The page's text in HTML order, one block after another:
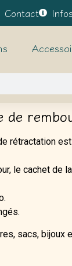
Contact
de
rétractation
le cachet
sacs, bijoux